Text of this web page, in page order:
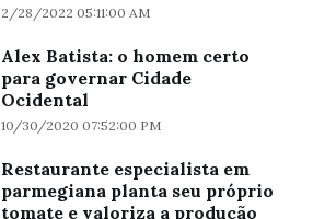
2/28/2022 05:11:00 AM
Alex Batista: o homem certo
para governar Cidade
Ocidental
10/30/2020 07:52:00 PM
Restaurante especialista em
parmegiana planta seu próprio
tomate e valoriza a produção